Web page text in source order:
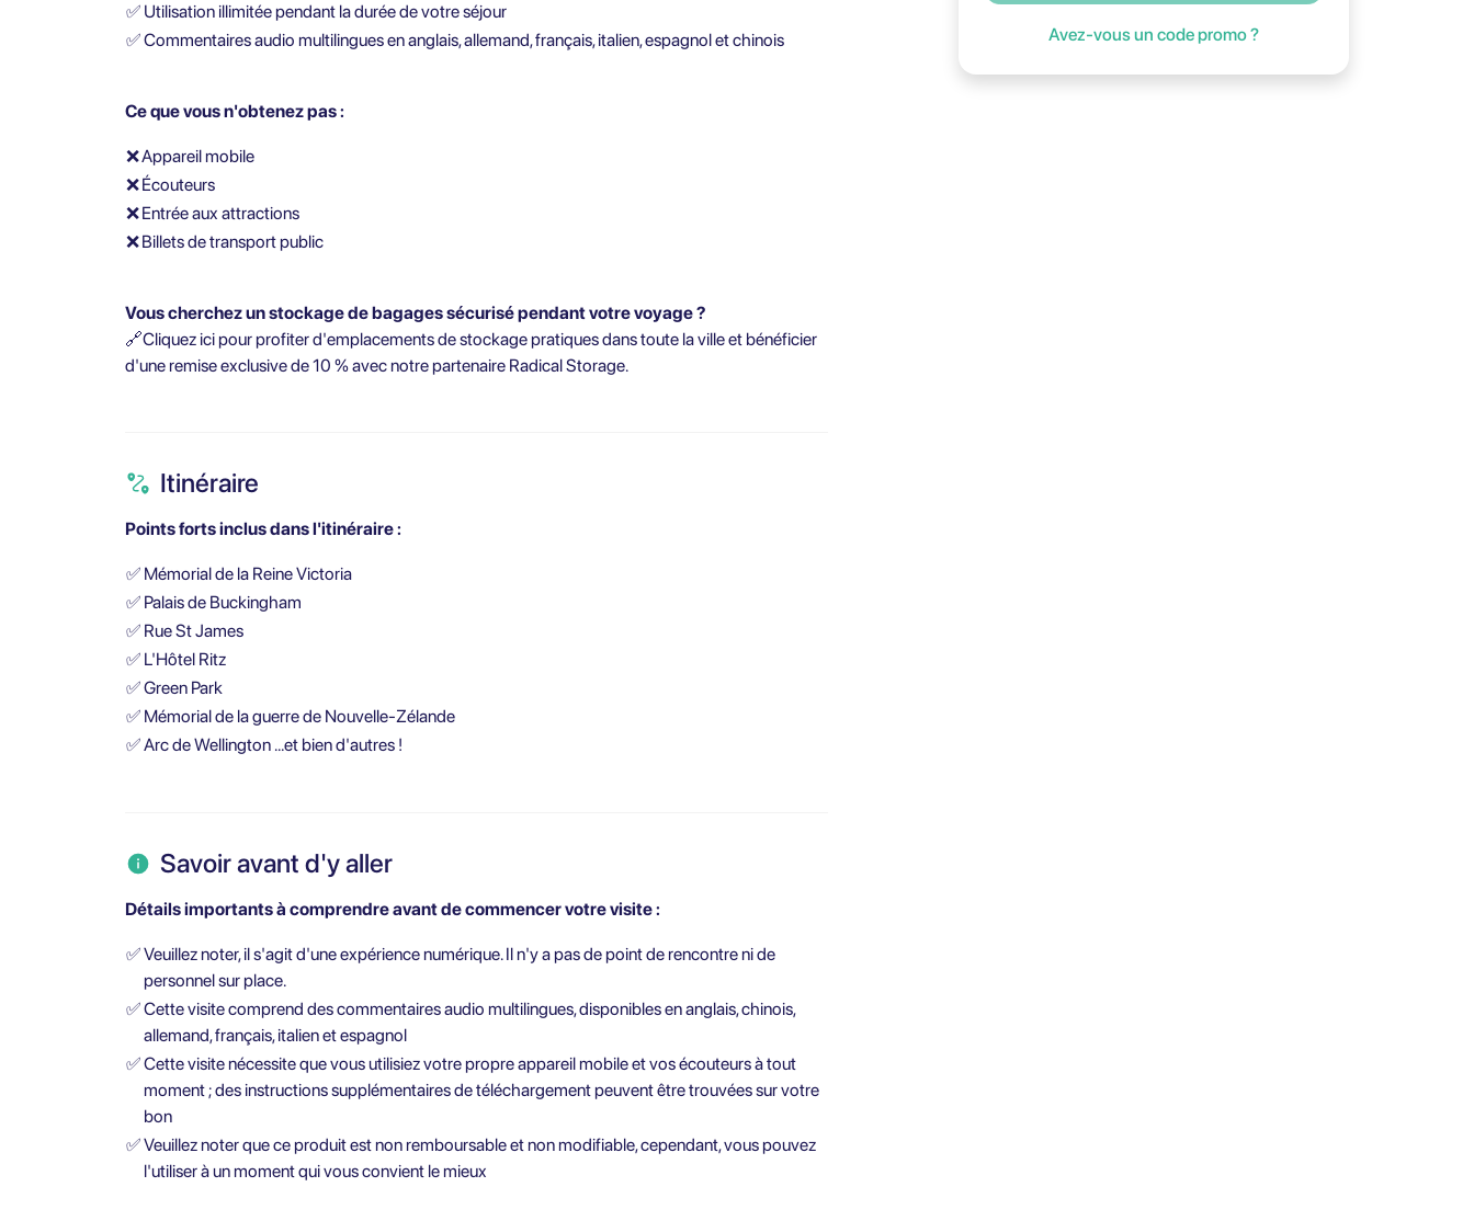
Avez-vous un code promo ?
✅ Utilisation illimitée pendant la durée de votre séjour
✅Commentaires audio multilingues en anglais, allemand, français, italien, espagnol et chinois
Ce que vous n'obtenez pas :
❌Appareil mobile
❌Écouteurs
❌Entrée aux attractions
❌Billets de transport public
Vous cherchez un stockage de bagages sécurisé pendant votre voyage ?
🔗Cliquez ici pour profiter d'emplacements de stockage pratiques dans toute la ville et bénéficier
d'une remise exclusive de 10 % avec notre partenaire Radical Storage.
Itinéraire
Points forts inclus dans l'itinéraire :
✅ Mémorial de la Reine Victoria
✅ Palais de Buckingham
✅ Rue St James
✅ L'Hôtel Ritz
✅Green Park
✅ Mémorial de la guerre de Nouvelle-Zélande
✅Arc de Wellington …et bien d'autres !
Savoir avant d'y aller
Détails importants à comprendre avant de commencer votre visite :
✅Veuillez noter, il s'agit d'une expérience numérique. Il n'y a pas de point de rencontre ni de
personnel sur place.
✅Cette visite comprend des commentaires audio multilingues, disponibles en anglais, chinois,
allemand, français, italien et espagnol
✅Cette visite nécessite que vous utilisiez votre propre appareil mobile et vos écouteurs à tout
moment ; des instructions supplémentaires de téléchargement peuvent être trouvées sur votre
bon
✅Veuillez noter que ce produit est non remboursable et non modifiable, cependant, vous pouvez
l'utiliser à un moment qui vous convient le mieux